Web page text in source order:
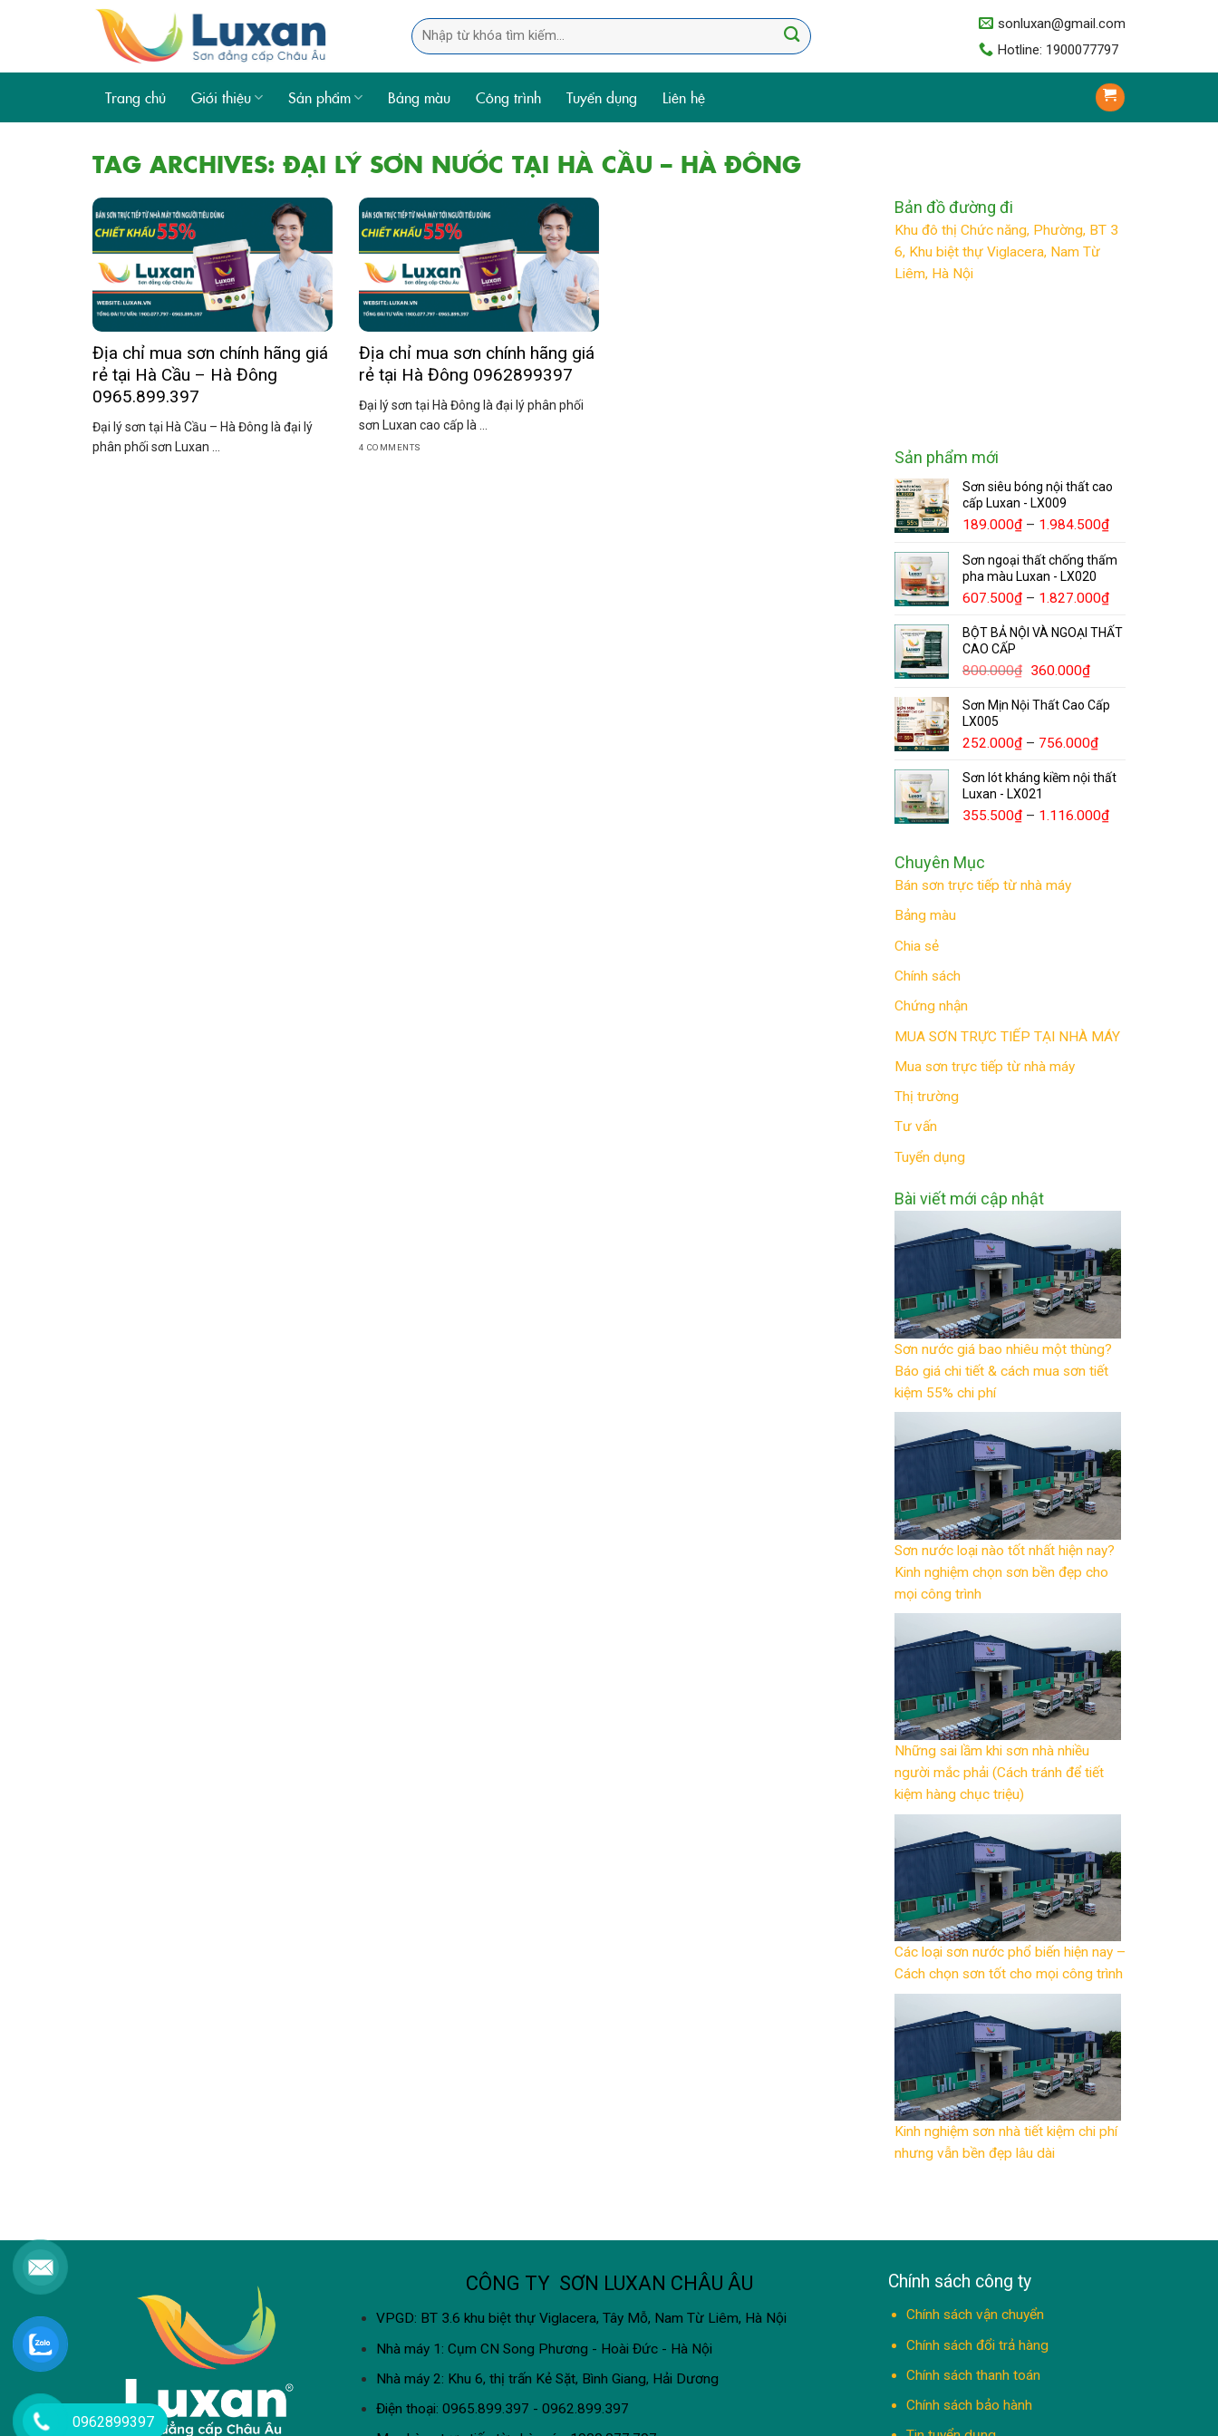
Tìm
kiếm:
sonluxan@gmail.com
Hotline: 1900077797
Trang chủ Giới thiệu Sản phẩm Bảng màu Công trình Tuyển dụng Liên hệ
TAG ARCHIVES:ĐẠI LÝ SƠN NƯỚC TẠI HÀ CẦU – HÀ ĐÔNG
Địa chỉ mua sơn chính hãng giá
rẻ tại Hà Cầu – Hà Đông
0965.899.397
Đại lý sơn tại Hà Cầu – Hà Đông là đại lý
phân phối sơn Luxan ...
Địa chỉ mua sơn chính hãng giá
rẻ tại Hà Đông 0962899397
Đại lý sơn tại Hà Đông là đại lý phân phối
sơn Luxan cao cấp là ...
4 COMMENTS
Bản đồ đường đi
Khu đô thị Chức năng, Phường, BT 3
6, Khu biệt thự Viglacera, Nam Từ
Liêm, Hà Nội
Sản phẩm mới
Sơn siêu bóng nội thất cao
cấp Luxan - LX009
189.000₫ – 1.984.500₫
Sơn ngoại thất chống thấm
pha màu Luxan - LX020
607.500₫ – 1.827.000₫
BỘT BẢ NỘI VÀ NGOẠI THẤT
CAO CẤP
800.000₫ 360.000₫
Sơn Mịn Nội Thất Cao Cấp
LX005
252.000₫ – 756.000₫
Sơn lót kháng kiềm nội thất
Luxan - LX021
355.500₫ – 1.116.000₫
Chuyên Mục
Bán sơn trực tiếp từ nhà máy
Bảng màu
Chia sẻ
Chính sách
Chứng nhận
MUA SƠN TRỰC TIẾP TẠI NHÀ MÁY
Mua sơn trực tiếp từ nhà máy
Thị trường
Tư vấn
Tuyển dụng
Bài viết mới cập nhật
Sơn nước giá bao nhiêu một thùng?
Báo giá chi tiết & cách mua sơn tiết
kiệm 55% chi phí
Sơn nước loại nào tốt nhất hiện nay?
Kinh nghiệm chọn sơn bền đẹp cho
mọi công trình
Những sai lầm khi sơn nhà nhiều
người mắc phải (Cách tránh để tiết
kiệm hàng chục triệu)
Các loại sơn nước phổ biến hiện nay –
Cách chọn sơn tốt cho mọi công trình
Kinh nghiệm sơn nhà tiết kiệm chi phí
nhưng vẫn bền đẹp lâu dài
CÔNG TY SƠN LUXAN CHÂU ÂU
VPGD: BT 3.6 khu biệt thự Viglacera, Tây Mỗ, Nam Từ Liêm, Hà Nội
Nhà máy 1: Cụm CN Song Phương - Hoài Đức - Hà Nội
Nhà máy 2: Khu 6, thị trấn Kẻ Sặt, Bình Giang, Hải Dương
Điện thoại: 0965.899.397 - 0962.899.397
Chính sách công ty
Chính sách vận chuyển
Chính sách đổi trả hàng
Chính sách thanh toán
Chính sách bảo hành
0962899397